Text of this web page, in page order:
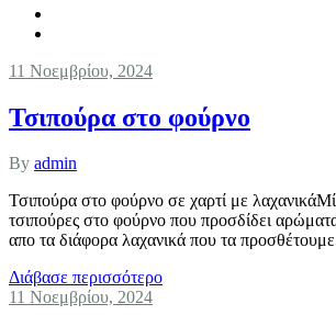
11 Νοεμβρίου, 2024
Τσιπούρα στο φούρνο
By admin
Τσιπούρα στο φούρνο σε χαρτί με
τσιπούρες στο φούρνο που προσδίδει
απο τα διάφορα λαχανικά που τα
Διάβασε περισσότερο
11 Νοεμβρίου, 2024